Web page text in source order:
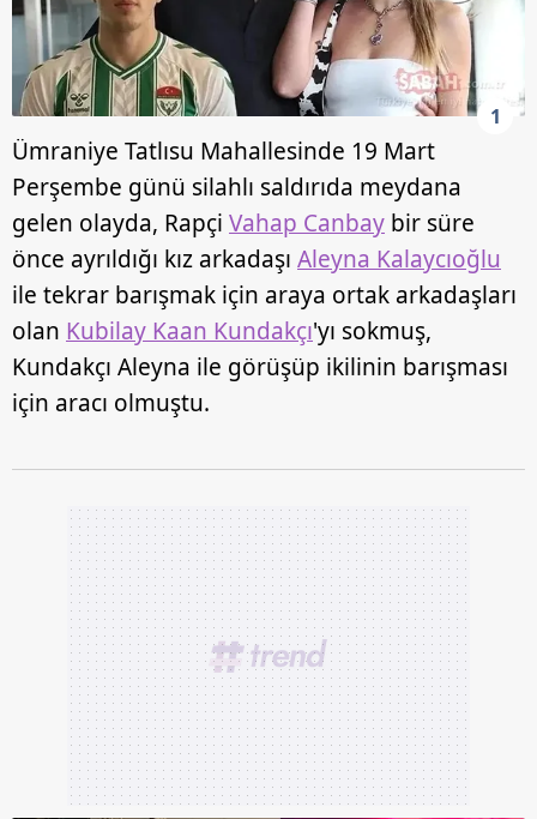
1
Ümraniye Tatlısu Mahallesinde 19 Mart
Perşembe günü silahlı saldırıda meydana
gelen olayda, Rapçi Vahap Canbay bir süre
önce ayrıldığı kız arkadaşı Aleyna Kalaycıoğlu
ile tekrar barışmak için araya ortak arkadaşları
olan Kubilay Kaan Kundakçı'yı sokmuş,
Kundakçı Aleyna ile görüşüp ikilinin barışması
için aracı olmuştu.